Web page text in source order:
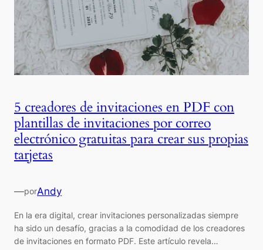
5 creadores de invitaciones en PDF con
plantillas de invitaciones por correo
electrónico gratuitas para crear sus propias
tarjetas
—porAndy
En la era digital, crear invitaciones personalizadas siempre
ha sido un desafío, gracias a la comodidad de los creadores
de invitaciones en formato PDF. Este artículo revela…